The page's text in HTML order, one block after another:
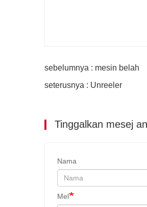
sebelumnya : mesin belah
seterusnya : Unreeler
Tinggalkan mesej
Nama
Mel